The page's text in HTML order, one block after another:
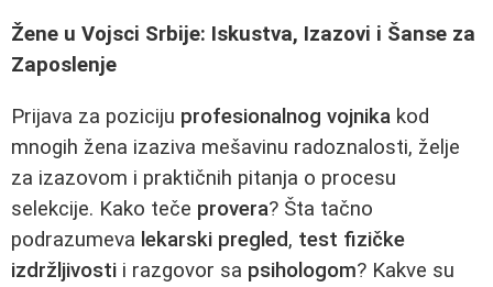
Žene u Vojsci Srbije: Iskustva, Izazovi i Šanse za
Zaposlenje
Prijava za poziciju profesionalnog vojnika kod
mnogih žena izaziva mešavinu radoznalosti, želje
za izazovom i praktičnih pitanja o procesu
selekcije. Kako teče provera? Šta tačno
podrazumeva lekarski pregled, test fizičke
izdržljivosti i razgovor sa psihologom? Kakve su